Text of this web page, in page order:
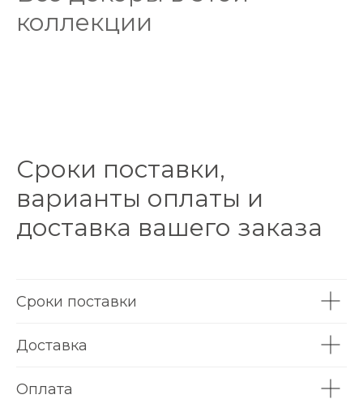
коллекции
Сроки поставки,
варианты оплаты и
доставка вашего заказа
Сроки поставки
Доставка
Оплата